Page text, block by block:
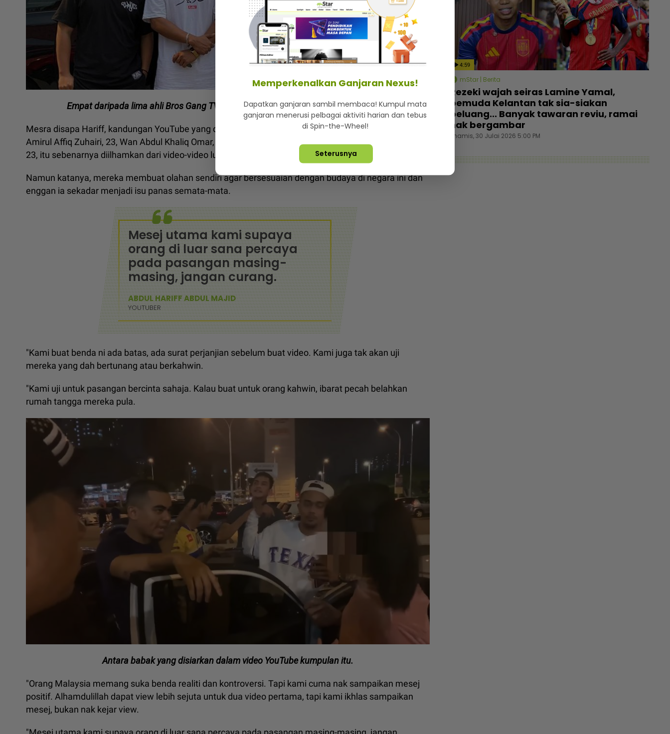
Empat daripada lima ahli Bros Gang TV iaitu Affiq (kiri) diikuti Aniq, Shah dan Hariff.
Mesra disapa Hariff, kandungan YouTube yang diketengahkan bersama Mohd Aniq Mohd Desa, 25,
Amirul Affiq Zuhairi, 23, Wan Abdul Khaliq Omar, 24 dan Muhammad Shahfidzan Ahmad Shahbudin,
23, itu sebenarnya diilhamkan dari video-video luar negara.
Namun katanya, mereka membuat olahan sendiri agar bersesuaian dengan budaya di negara ini dan
enggan ia sekadar menjadi isu panas semata-mata.
Mesej utama kami supaya
orang di luar sana percaya
pada pasangan masing-
masing, jangan curang.
ABDUL HARIFF ABDUL MAJID
YOUTUBER
"Kami buat benda ni ada batas, ada surat perjanjian sebelum buat video. Kami juga tak akan uji
mereka yang dah bertunang atau berkahwin.
"Kami uji untuk pasangan bercinta sahaja. Kalau buat untuk orang kahwin, ibarat pecah belahkan
rumah tangga mereka pula.
Antara babak yang disiarkan dalam video YouTube kumpulan itu.
"Orang Malaysia memang suka benda realiti dan kontroversi. Tapi kami cuma nak sampaikan mesej
positif. Alhamdulillah dapat view lebih sejuta untuk dua video pertama, tapi kami ikhlas sampaikan
mesej, bukan nak kejar view.
4:59
mStar | Berita
Rezeki wajah seiras Lamine Yamal,
pemuda Kelantan tak sia-siakan
peluang... Banyak tawaran reviu, ramai
nak bergambar
Khamis, 30 Julai 2026 5:00 PM
Memperkenalkan Ganjaran Nexus!
Dapatkan ganjaran sambil membaca! Kumpul mata
ganjaran menerusi pelbagai aktiviti harian dan tebus
di Spin-the-Wheel!
Seterusnya